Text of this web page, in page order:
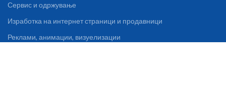
Сервис и одржување
Изработка на интернет страници и продавници
Реклами, анимации, визуелизации